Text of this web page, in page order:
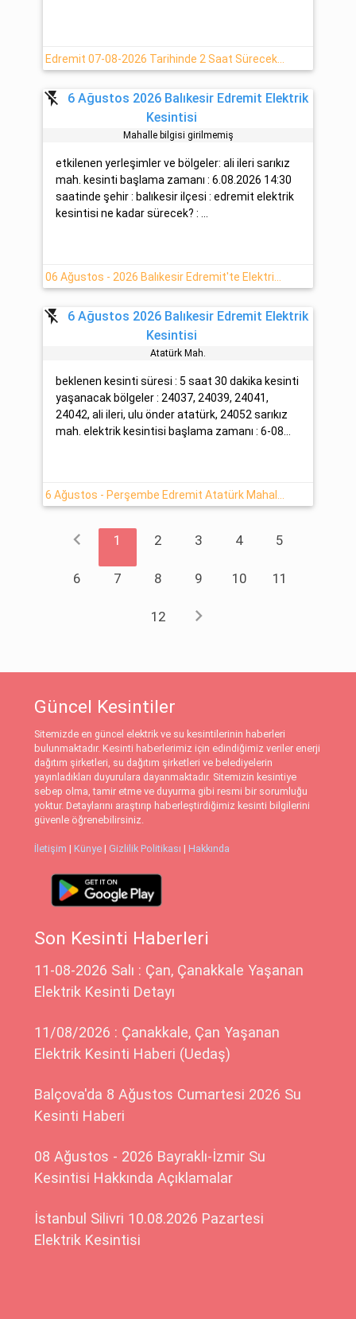
Edremit 07-08-2026 Tarihinde 2 Saat Sürecek Elektrik Kesintisi Planlanmaktadır
flash_off
6 Ağustos 2026 Balıkesir Edremit Elektrik
Kesintisi
Mahalle bilgisi girilmemiş
etkilenen yerleşimler ve bölgeler: ali ileri sarıkız
mah. kesinti başlama zamanı : 6.08.2026 14:30
saatinde şehir : balıkesir ilçesi : edremit elektrik
kesintisi ne kadar sürecek? : ...
flash_off
6 Ağustos 2026 Balıkesir Edremit Elektrik
Kesintisi
Atatürk Mah.
beklenen kesinti süresi : 5 saat 30 dakika kesinti
yaşanacak bölgeler : 24037, 24039, 24041,
24042, ali ileri, ulu önder atatürk, 24052 sarıkız
mah. elektrik kesintisi başlama zamanı : 6-08...
chevron_left 1 2 3 4 5
6 7 8 9 10 11
12 chevron_right
Güncel Kesintiler
Sitemizde en güncel elektrik ve su kesintilerinin haberleri
bulunmaktadır. Kesinti haberlerimiz için edindiğimiz veriler enerji
dağıtım şirketleri, su dağıtım şirketleri ve belediyelerin
yayınladıkları duyurulara dayanmaktadır. Sitemizin kesintiye
sebep olma, tamir etme ve duyurma gibi resmi bir sorumluğu
yoktur. Detaylarını araştırıp haberleştirdiğimiz kesinti bilgilerini
güvenle öğrenebilirsiniz.
İletişim | Künye | Gizlilik Politikası | Hakkında
Son Kesinti Haberleri
11-08-2026 Salı : Çan, Çanakkale Yaşanan
Elektrik Kesinti Detayı
11/08/2026 : Çanakkale, Çan Yaşanan
Elektrik Kesinti Haberi (Uedaş)
Balçova'da 8 Ağustos Cumartesi 2026 Su
Kesinti Haberi
08 Ağustos - 2026 Bayraklı-İzmir Su
Kesintisi Hakkında Açıklamalar
İstanbul Silivri 10.08.2026 Pazartesi
Elektrik Kesintisi